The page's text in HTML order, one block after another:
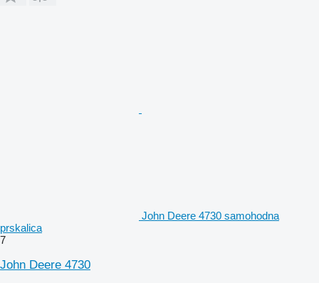
John Deere 4730 samohodna
prskalica
7
John Deere 4730